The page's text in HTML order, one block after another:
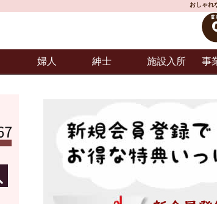
おしゃれ
婦人 紳士 施設入所 事